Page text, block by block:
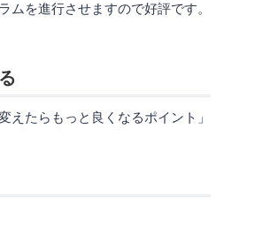
を進行させますので好評です。
たらもっと良くなるポイント」